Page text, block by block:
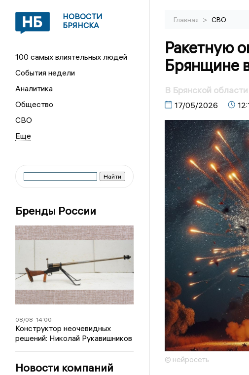
НОВОСТИ
БРЯНСКА
100 самых влиятельных людей
События недели
Аналитика
Общество
СВО
Бренды России
08/08 14:00
Конструктор неочевидных
решений: Николай Рукавишников
Новости компаний
Главная > СВО
Ракетную
Брянщине
В Брянской
17/05/2026
© нейросеть